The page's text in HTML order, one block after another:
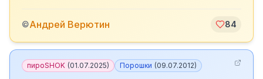
©Андрей Верютин 84
пироSHOK (01.07.2025) Порошки (09.07.2012)